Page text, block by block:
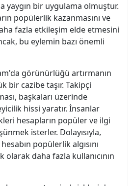
yaygın bir uygulama olmuştur.
popülerlik kazanmasını ve
fazla etkileşim elde etmesini
bu eylemin bazı önemli
görünürlüğü artırmanın
bir cazibe taşır. Takipçi
başkaları üzerinde
hissi yaratır. İnsanlar
hesapların popüler ve ilgi
isterler. Dolayısıyla,
popülerlik algısını
daha fazla kullanıcının